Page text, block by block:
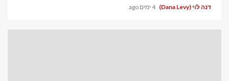
דנה לוי (Dana Levy) 4 ימים ago